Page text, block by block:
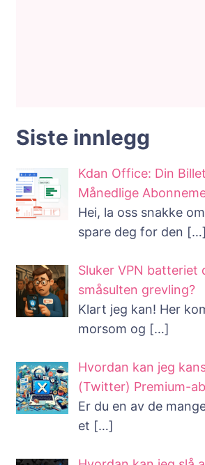
Siste innlegg
Kdan Office: Din
Månedlige
Hei, la oss snakke
spare deg for den […]
Sluker VPN batteriet
småsulten grevling?
Klart jeg kan! Her
morsom og […]
Hvordan kan jeg
(Twitter) Premium-
Er du en av de
et […]